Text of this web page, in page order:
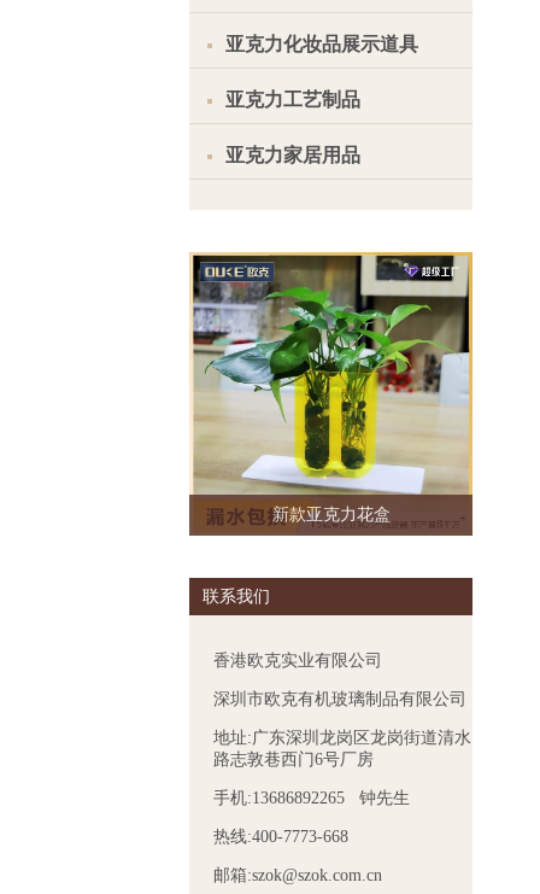
亚克力化妆品展示道具
亚克力工艺制品
亚克力家居用品
新款亚克力花盒
联系我们
香港欧克实业有限公司
深圳市欧克有机玻璃制品有限公司
地址:广东深圳龙岗区龙岗街道清水
路志敦巷西门6号厂房
手机:13686892265 钟先生
热线:400-7773-668
邮箱:szok@szok.com.cn